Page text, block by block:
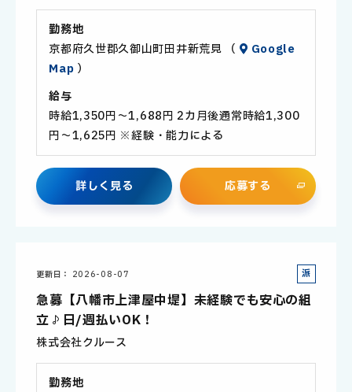
勤務地
京都府久世郡久御山町田井新荒見 （
Google
Map ）
給与
時給1,350円～1,688円 2カ月後通常時給1,300
円～1,625円 ※経験・能力による
詳しく見る 応募する
更新日 2026-08-07
派
社
急募【八幡市上津屋中堤】未経験でも安心の組
立♪日/週払いOK！
株式会社クルース
勤務地